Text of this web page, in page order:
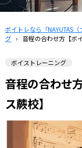
ボイトレなら「NAYUTAS（
グ › 音程の合わせ方【ボ
ボイストレーニング
音程の合わせ
ス蕨校】